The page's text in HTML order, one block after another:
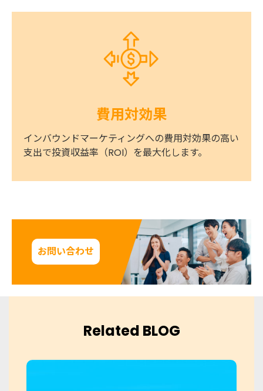
費用対効果
インバウンドマーケティングへの費用対効果の高い
支出で投資収益率（ROI）を最大化します。
お問い合わせ
Related BLOG